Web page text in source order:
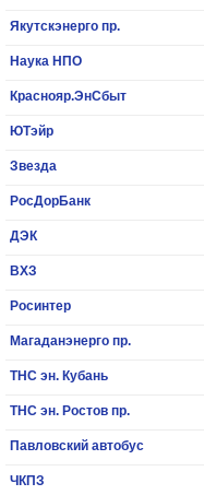
Якутскэнерго пр.
Наука НПО
Краснояр.ЭнСбыт
ЮТэйр
Звезда
РосДорБанк
ДЭК
ВХЗ
Росинтер
Магаданэнерго пр.
ТНС эн. Кубань
ТНС эн. Ростов пр.
Павловский автобус
ЧКПЗ